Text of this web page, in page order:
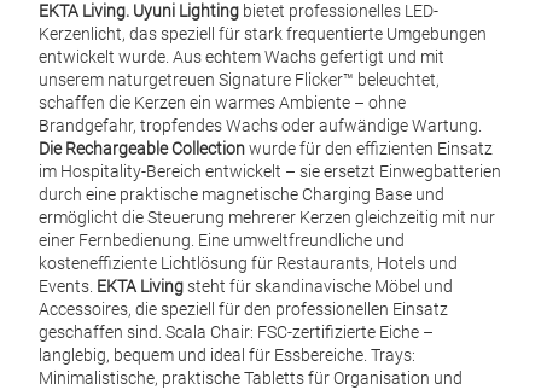
EKTA Living. Uyuni Lighting bietet professionelles LED-
Kerzenlicht, das speziell für stark frequentierte Umgebungen
entwickelt wurde. Aus echtem Wachs gefertigt und mit
unserem naturgetreuen Signature Flicker™ beleuchtet,
schaffen die Kerzen ein warmes Ambiente – ohne
Brandgefahr, tropfendes Wachs oder aufwändige Wartung.
Die Rechargeable Collectionwurde für den effizienten Einsatz
im Hospitality-Bereich entwickelt – sie ersetzt Einwegbatterien
durch eine praktische magnetische Charging Base und
ermöglicht die Steuerung mehrerer Kerzen gleichzeitig mit nur
einer Fernbedienung. Eine umweltfreundliche und
kosteneffiziente Lichtlösung für Restaurants, Hotels und
Events. EKTA Livingsteht für skandinavische Möbel und
Accessoires, die speziell für den professionellen Einsatz
geschaffen sind. Scala Chair: FSC-zertifizierte Eiche –
langlebig, bequem und ideal für Essbereiche. Trays:
Minimalistische, praktische Tabletts für Organisation und